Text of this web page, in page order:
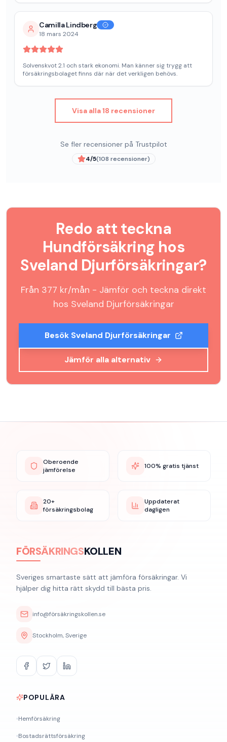
Camilla Lindberg
18 mars 2024
Solvenskvot 2.1 och stark ekonomi. Man känner sig trygg att
försäkringsbolaget finns där när det verkligen behövs.
Visa alla 18 recensioner
Se fler recensioner på Trustpilot
4/5(108 recensioner)
Redo att teckna
Hundförsäkring hos
Sveland Djurförsäkringar?
Från 377 kr/mån - Jämför och teckna direkt
hos Sveland Djurförsäkringar
Besök Sveland Djurförsäkringar
Jämför alla alternativ
Oberoende
jämförelse
100% gratis tjänst
20+
försäkringsbolag
Uppdaterat
dagligen
FÖRSÄKRINGSKOLLEN
Sveriges smartaste sätt att jämföra försäkringar. Vi
hjälper dig hitta rätt skydd till bästa pris.
info@försäkringskollen.se
Stockholm, Sverige
POPULÄRA
Hemförsäkring
Bostadsrättsförsäkring